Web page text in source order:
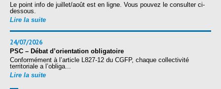
Le point info de juillet/août est en ligne. Vous pouvez le consulter ci-
dessous.
Lire la suite
24/07/2026
PSC – Débat d’orientation obligatoire
Conformément à l’article L827-12 du CGFP, chaque collectivité
territoriale a l’obliga...
Lire la suite